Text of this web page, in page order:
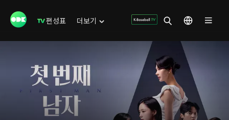
편성표 더보기